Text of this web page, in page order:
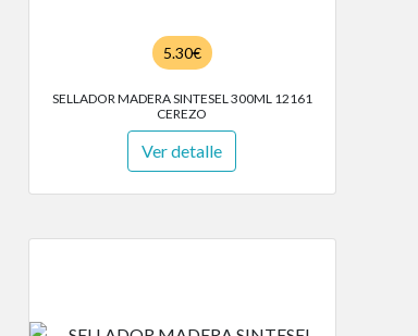
5.30€
SELLADOR MADERA SINTESEL 300ML 12161
CEREZO
Ver detalle